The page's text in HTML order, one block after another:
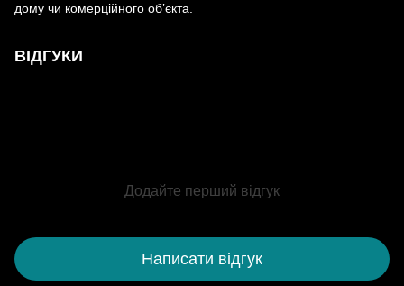
дому чи комерційного об’єкта.
ВІДГУКИ
Додайте перший відгук
Написати відгук